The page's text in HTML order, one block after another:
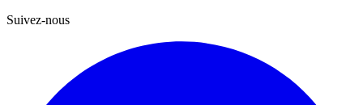
Suivez-nous